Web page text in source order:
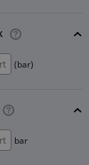
(bar)
bar